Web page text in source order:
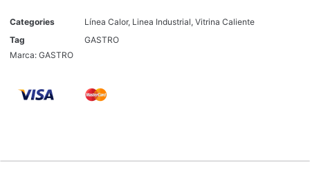
Categories Línea Calor, Linea Industrial, Vitrina Caliente
Tag
GASTRO
Marca: GASTRO